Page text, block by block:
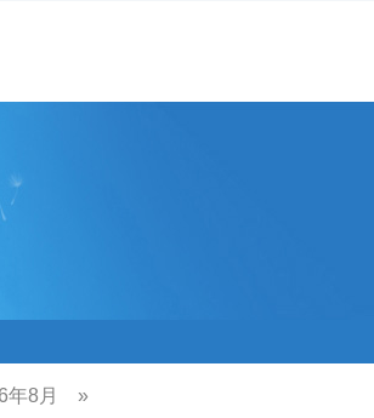
年8月 »